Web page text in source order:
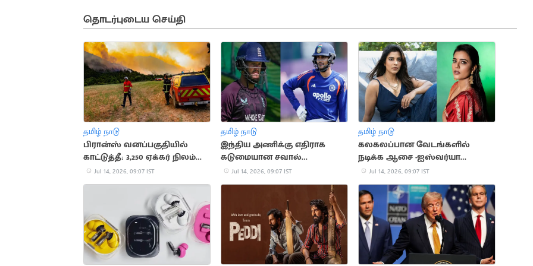
தொடர்புடைய செய்தி
தமிழ் நாடு
பிரான்ஸ் வனப்பகுதியில்
காட்டுத்தீ: 3,250 ஏக்கர் நிலம்
சேதம்
Jul 14, 2026, 09:07 IST
தமிழ் நாடு
இந்திய அணிக்கு எதிராக
கடுமையான சவால்
காத்திருக்கிறது: பென்
டக்கெட்
Jul 14, 2026, 09:07 IST
தமிழ் நாடு
கலகலப்பான வேடங்களில்
நடிக்க ஆசை -ஐஸ்வர்யா
ராஜேஷ்
Jul 14, 2026, 09:07 IST